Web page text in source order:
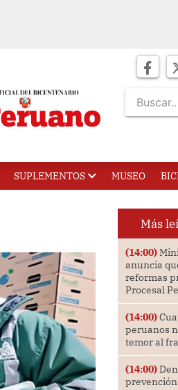
SUPLEMENTOS MUSEO
Más
(14:00)
anuncia
reformas
Procesal
(14:00)
peruanos
temor al
(14:00)